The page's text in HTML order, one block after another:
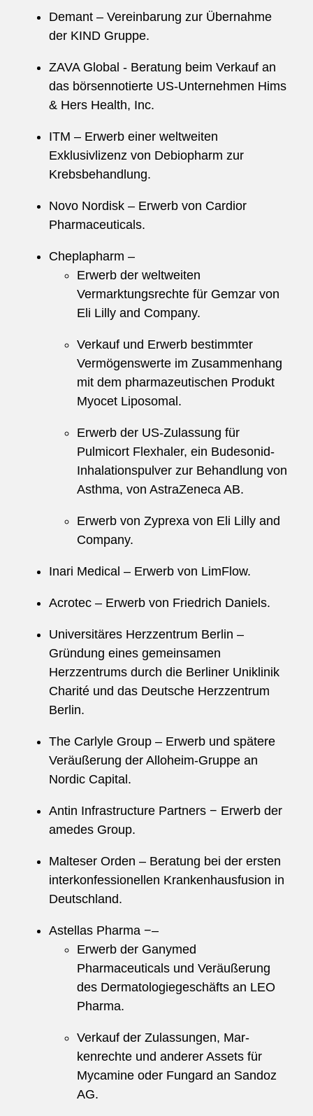
Demant – Vereinbarung zur Übernahme
der KIND Gruppe.
ZAVA Global - Beratung beim Verkauf an
das börsennotierte US-Unternehmen Hims
& Hers Health, Inc.
ITM – Erwerb einer weltweiten
Exklusivlizenz von Debiopharm zur
Krebsbehandlung.
Novo Nordisk – Erwerb von Cardior
Pharmaceuticals.
Cheplapharm –
Erwerb der weltweiten
Vermarktungsrechte für Gemzar von
Eli Lilly and Company.
Verkauf und Erwerb bestimmter
Vermögenswerte im Zusammenhang
mit dem pharmazeutischen Produkt
Myocet Liposomal.
Erwerb der US-Zulassung für
Pulmicort Flexhaler, ein Budesonid-
Inhalationspulver zur Behandlung von
Asthma, von AstraZeneca AB.
Erwerb von Zyprexa von Eli Lilly and
Company.
Inari Medical – Erwerb von LimFlow.
Acrotec – Erwerb von Friedrich Daniels.
Universitäres Herzzentrum Berlin –
Gründung eines gemeinsamen
Herzzentrums durch die Berliner Uniklinik
Charité und das Deutsche Herzzentrum
Berlin.
The Carlyle Group – Erwerb und spätere
Veräußerung der Alloheim-Gruppe an
Nordic Capital.
Antin Infrastructure Partners − Erwerb der
amedes Group.
Malteser Orden – Beratung bei der ersten
interkonfessionellen Krankenhausfusion in
Deutschland.
Astellas Pharma −–
Erwerb der Ganymed
Pharmaceuticals und Veräußerung
des Dermatologiegeschäfts an LEO
Pharma.
Verkauf der Zulassungen, Mar-
kenrechte und anderer Assets für
Mycamine oder Fungard an Sandoz
AG.